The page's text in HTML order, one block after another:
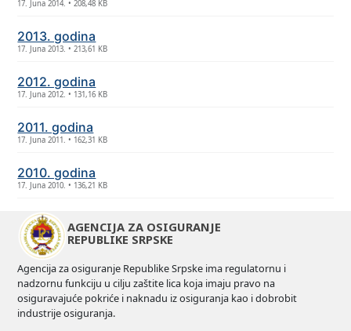
17. Juna 2014. • 208,48 KB
2013. godina
17. Juna 2013. • 213,61 KB
2012. godina
17. Juna 2012. • 131,16 KB
2011. godina
17. Juna 2011. • 162,31 KB
2010. godina
17. Juna 2010. • 136,21 KB
AGENCIJA ZA OSIGURANJE
REPUBLIKE SRPSKE
Agencija za osiguranje Republike Srpske ima regulatornu i
nadzornu funkciju u cilju zaštite lica koja imaju pravo na
osiguravajuće pokriće i naknadu iz osiguranja kao i dobrobit
industrije osiguranja.